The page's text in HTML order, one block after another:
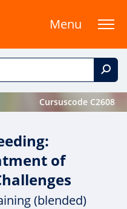
Menu
Cursuscode C2608
of
(blended)